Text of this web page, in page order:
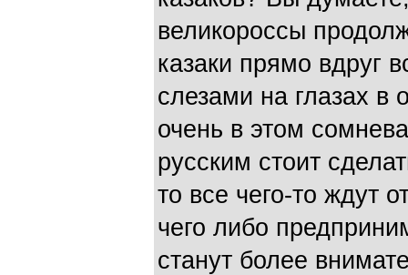
великороссы
казаки прямо вдруг
слезами на глазах в
очень в этом
русским стоит
то все чего-то ждут
чего либо
станут более